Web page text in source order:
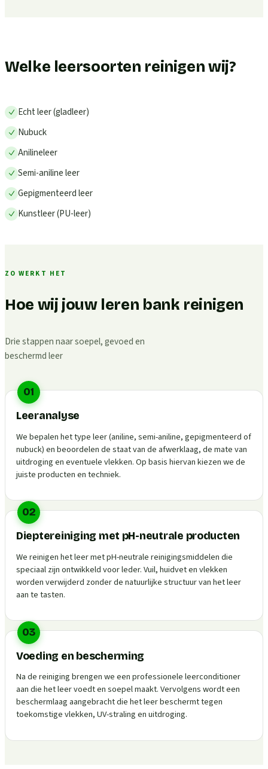
Welke leersoorten reinigen wij?
Echt leer (gladleer)
Nubuck
Anilineleer
Semi-aniline leer
Gepigmenteerd leer
Kunstleer (PU-leer)
ZO WERKT HET
Hoe wij jouw leren bank reinigen
Drie stappen naar soepel, gevoed en
beschermd leer
01
Leeranalyse
We bepalen het type leer (aniline, semi-aniline, gepigmenteerd of
nubuck) en beoordelen de staat van de afwerklaag, de mate van
uitdroging en eventuele vlekken. Op basis hiervan kiezen we de
juiste producten en techniek.
02
Dieptereiniging met pH-neutrale producten
We reinigen het leer met pH-neutrale reinigingsmiddelen die
speciaal zijn ontwikkeld voor leder. Vuil, huidvet en vlekken
worden verwijderd zonder de natuurlijke structuur van het leer
aan te tasten.
03
Voeding en bescherming
Na de reiniging brengen we een professionele leerconditioner
aan die het leer voedt en soepel maakt. Vervolgens wordt een
beschermlaag aangebracht die het leer beschermt tegen
toekomstige vlekken, UV-straling en uitdroging.